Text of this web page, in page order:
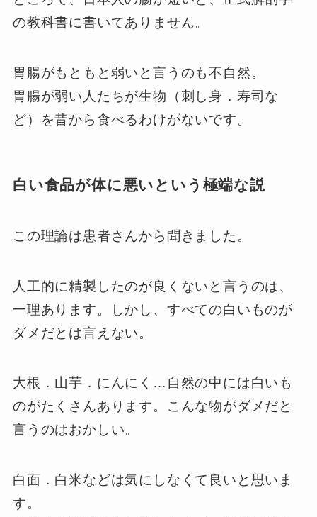
の教科書に書いてありません。
胃腸がもともと弱いと言うのも不自然。
胃腸が弱い人たちが生物（刺し身．寿司な
ど）を昔から食べるわけがないです。
白い食品が体に悪いという極端な説
この理論は患者さんから聞きました。
人工的に精製したのが良くないと言うのは、
一理あります。しかし、すべての白いものが
ダメだとは言えない。
大根．山芋．にんにく…自然の中には白いも
のがたくさんあります。こんな物がダメだと
言うのはおかしい。
白面．白米などは気にしなくて良いと思いま
す。